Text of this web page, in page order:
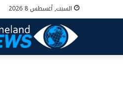
السبت, أغسطس 8 2026